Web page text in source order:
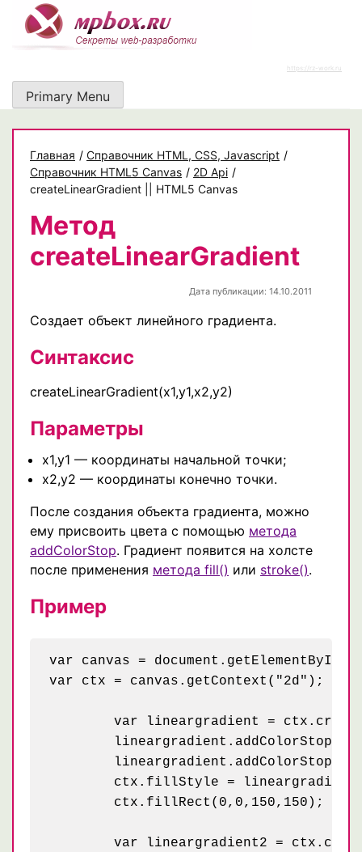
content
https://rz-work.ru
Primary Menu
Главная / Cправочник HTML, CSS, Javascript /
Справочник HTML5 Canvas / 2D Api /
createLinearGradient || HTML5 Canvas
Метод
createLinearGradient
Дата публикации: 14.10.2011
Создает объект линейного градиента.
Синтаксис
createLinearGradient(x1,y1,x2,y2)
Параметры
x1,y1 — координаты начальной точки;
x2,y2 — координаты конечно точки.
После создания объекта градиента, можно
ему присвоить цвета с помощью метода
addColorStop. Градиент появится на холсте
после применения метода fill() или stroke().
Пример
var canvas =
var ctx = canvas.getContext("2d");